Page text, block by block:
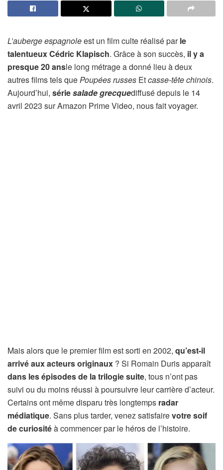
L’auberge espagnoleest un film culte réalisé parle
talentueux Cédric Klapisch. Grâce à son succès, il y a
presque 20 ansle long métrage a donné lieu à deux
autres films tels quePoupées russes Etcasse-tête chinois.
Aujourd’hui, sériesalade grecquediffusé depuis le 14
avril 2023 sur Amazon Prime Video, nous fait voyager.
Mais alors que le premier film est sorti en 2002, qu’est-il
arrivé aux acteurs originaux ? Si Romain Duris apparaît
dans les épisodes de la trilogie suite, tous n’ont pas
suivi ou du moins réussi à poursuivre leur carrière d’acteur.
Certains ont même disparu très longtemps radar
médiatique. Sans plus tarder, venez satisfairevotre soif
de curiositéà commencer par le héros de l’histoire.